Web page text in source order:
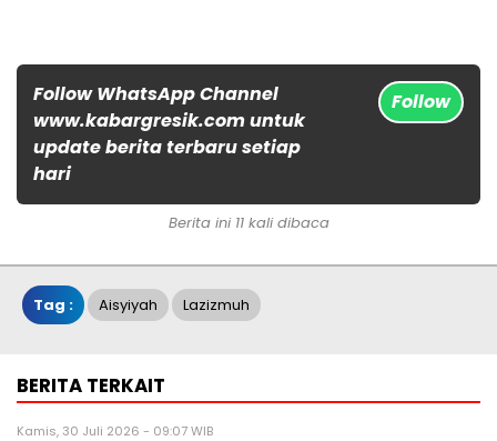
Follow WhatsApp Channel
www.kabargresik.com untuk
update berita terbaru setiap
hari
Follow
Berita ini 11 kali dibaca
Tag : Aisyiyah Lazizmuh
BERITA TERKAIT
Kamis, 30 Juli 2026 - 09:07 WIB